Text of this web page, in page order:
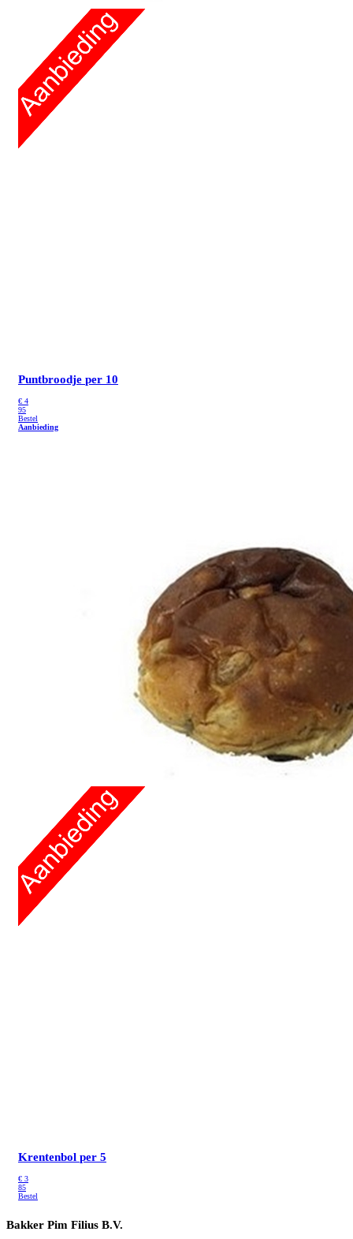
Puntbroodje per 10
€ 4
95
Bestel
Aanbieding
Krentenbol per 5
€ 3
85
Bestel
Bakker Pim Filius B.V.